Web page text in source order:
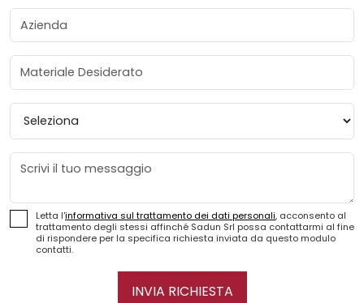
Azienda
Materiale Desiderato
Provincia
Messaggio
Letta l'informativa sul trattamento dei dati personali, acconsento al
trattamento degli stessi affinché Sadun Srl possa contattarmi al fine
di rispondere per la specifica richiesta inviata da questo modulo
contatti.
INVIA RICHIESTA